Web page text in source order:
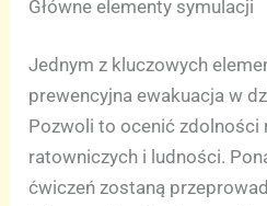
Główne elementy symulacji
Jednym z kluczowych
prewencyjna ewakuacja w
Pozwoli to ocenić zdolności
ratowniczych i ludności.
ćwiczeń zostaną